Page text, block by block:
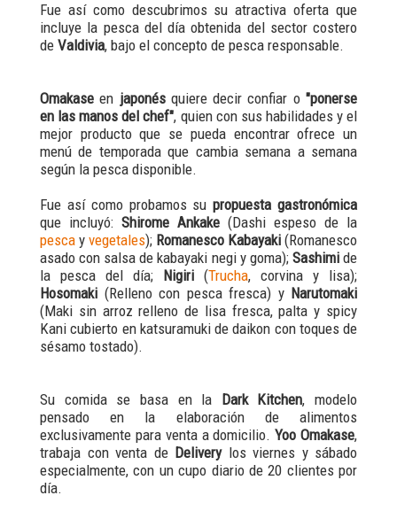
Fue así como descubrimos su atractiva oferta que
incluye la pesca del día obtenida del sector costero
de Valdivia, bajo el concepto de pesca responsable.
Omakase en japonésquiere decir confiar o"ponerse
en las manos del chef", quien con sus habilidades y el
mejor producto que se pueda encontrar ofrece un
menú de temporada que cambia semana a semana
según la pesca disponible.
Fue así como probamos supropuesta gastronómica
que incluyó: Shirome Ankake (Dashi espeso de la
pesca y vegetales); Romanesco Kabayaki (Romanesco
asado con salsa de kabayaki negi y goma); Sashimide
la pesca del día; Nigiri (Trucha, corvina y lisa);
Hosomaki (Relleno con pesca fresca) y Narutomaki
(Maki sin arroz relleno de lisa fresca, palta y spicy
Kani cubierto en katsuramuki de daikon con toques de
sésamo tostado).
Su comida se basa en la Dark Kitchen, modelo
pensado en la elaboración de alimentos
exclusivamente para venta a domicilio.Yoo Omakase,
trabaja con venta de Deliverylos viernes y sábado
especialmente, con un cupo diario de 20 clientes por
día.